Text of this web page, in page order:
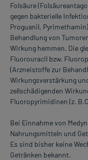
Folsäure
gegen bakterielle
Proguanil,
Behandlung von
Wirkung hemmen. Die
Fluorouracil bzw.
(Arzneistoffe zur
Wirkungsverstärkung
zellschädigenden
Fluoropyrimidinen (z.
Bei Einnahme von
Nahrungsmitteln und
Es sind bisher keine
Getränken bekannt.